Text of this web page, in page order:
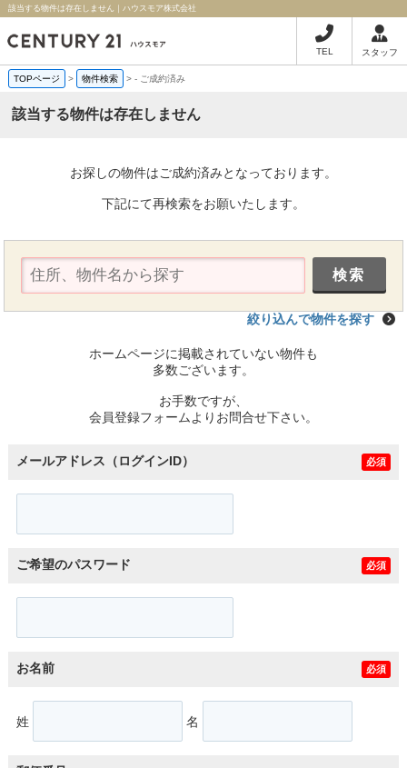
該当する物件は存在しません｜ハウスモア株式会社
TEL スタッフ
TOPページ > 物件検索 >- ご成約済み
該当する物件は存在しません
お探しの物件はご成約済みとなっております。
下記にて再検索をお願いたします。
絞り込んで物件を探す
ホームページに掲載されていない物件も
多数ございます。
お手数ですが、
会員登録フォームよりお問合せ下さい。
メールアドレス（ログインID） 必須
ご希望のパスワード 必須
お名前 必須
姓 名